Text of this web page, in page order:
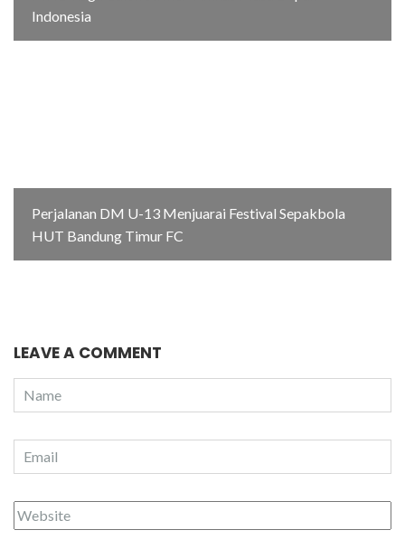
Indonesia
Perjalanan DM U-13 Menjuarai Festival Sepakbola
HUT Bandung Timur FC
LEAVE A COMMENT